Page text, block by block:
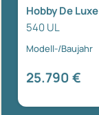
Hobby De Luxe
540 UL
Modell-/Baujahr
25.790 €